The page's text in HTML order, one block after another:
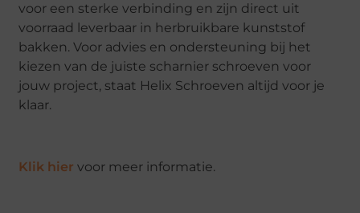
voor een sterke verbinding en zijn direct uit
voorraad leverbaar in herbruikbare kunststof
bakken. Voor advies en ondersteuning bij het
kiezen van de juiste scharnier schroeven voor
jouw project, staat Helix Schroeven altijd voor je
klaar.
Klik hier voor meer informatie.